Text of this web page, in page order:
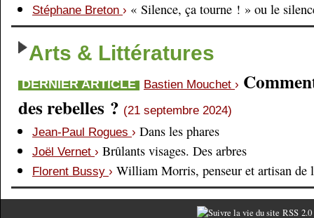
Stéphane Breton › « Silence, ça tourne ! » ou le
Arts & Littératures
DERNIER ARTICLE Bastien Mouchet ›
des rebelles ? (21 septembre 2024)
Jean-Paul Rogues › Dans les phares
Joël Vernet › Brûlants visages. Des arbres
Florent Bussy › William Morris, penseur et artisan de
RSS 2.0